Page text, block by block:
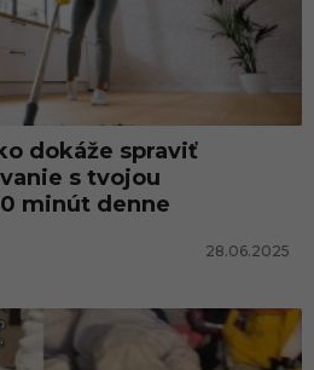
dokáže spraviť
s tvojou
minút denne
28.06.2025